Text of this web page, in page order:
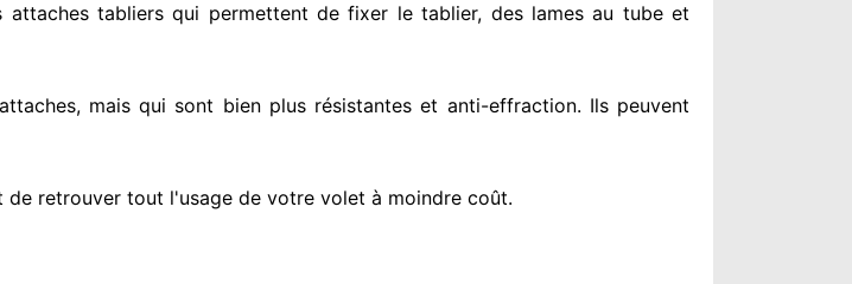
tabliers qui permettent de fixer le tablier, des lames au tube et
mais qui sont bien plus résistantes et anti-effraction. Ils peuvent
retrouver tout l'usage de votre volet à moindre coût.